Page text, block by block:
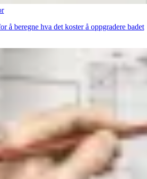
å beregne hva det koster å oppgradere badet